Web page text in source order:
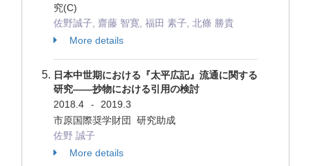
究(C)
佐野誠子, 齋藤 智寛, 福田 素子, 北條 勝貴
More details
日本中世期における『太平広記』流通に関する
研究――抄物における引用の検討
2018.4
-
2019.3
市原国際奨学財団 研究助成
佐野 誠子
More details